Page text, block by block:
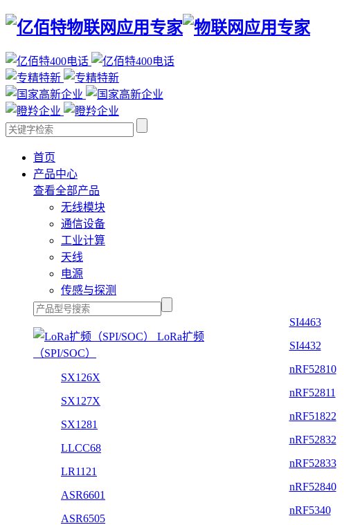
首页
产品中心
查看全部产品
无线模块
通信设备
工业计算
天线
电源
传感与探测
LoRa扩频
（SPI/SOC）
SX126X
SX127X
SX1281
LLCC68
LR1121
ASR6601
ASR6505
SI4463
SI4432
nRF52810
nRF52811
nRF51822
nRF52832
nRF52833
nRF52840
nRF5340